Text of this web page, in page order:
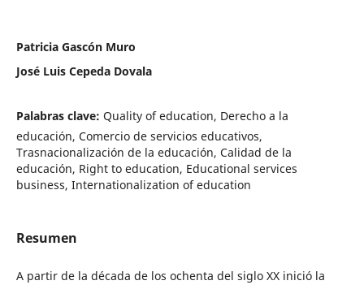
Patricia Gascón Muro
José Luis Cepeda Dovala
Palabras clave: Quality of education, Derecho a la
educación, Comercio de servicios educativos,
Trasnacionalización de la educación, Calidad de la
educación, Right to education, Educational services
business, Internationalization of education
Resumen
A partir de la década de los ochenta del siglo XX inició la